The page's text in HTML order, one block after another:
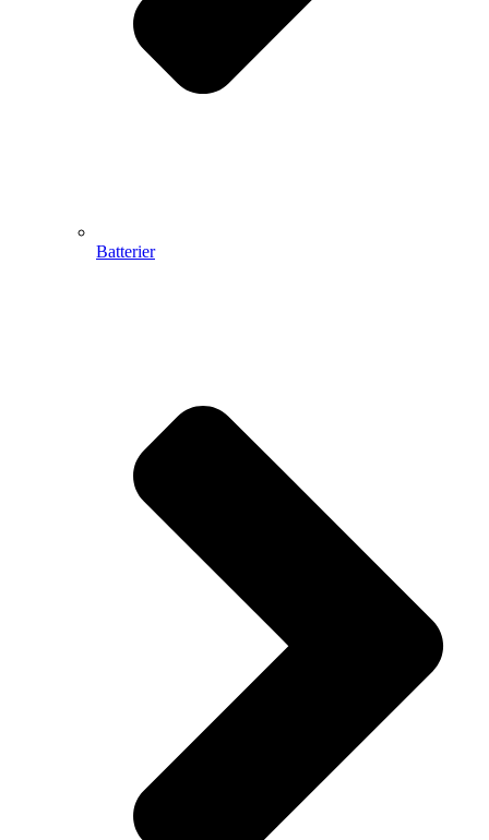
Batterier